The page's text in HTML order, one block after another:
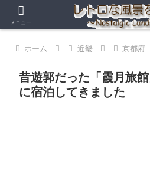
ホーム 近畿 京都府
昔遊郭だった「霞月旅
に宿泊してきました
メニュー